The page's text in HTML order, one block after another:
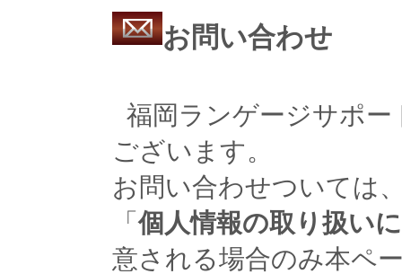
お問い合わせ
福岡ランゲージサポ
ございます。
お問い合わせついては
「個人情報の取り扱い
意される場合のみ本ペ